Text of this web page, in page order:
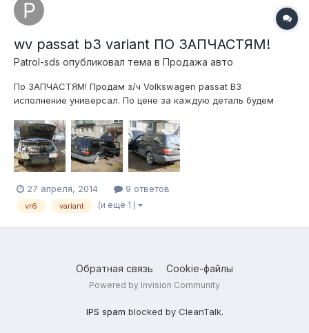
wv passat b3 variant ПО ЗАПЧАСТЯМ!
Patrol-sds опубликовал тема в Продажа авто
По ЗАПЧАСТЯМ! Продам з/ч Volkswagen passat B3
исполнение универсал. По цене за каждую деталь будем
город Первоуральск, Свердловская обл. Телефон
+791220885трисемь. Или в личку.
27 апреля, 2014 9 ответов
vr6 variant (и ещё 1 )
Обратная связь Cookie-файлы
Powered by Invision Community
IPS spam blocked by CleanTalk.